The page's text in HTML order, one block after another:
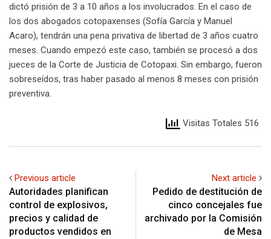
dictó prisión de 3 a 10 años a los involucrados. En el caso de
los dos abogados cotopaxenses (Sofía García y Manuel
Acaro), tendrán una pena privativa de libertad de 3 años cuatro
meses. Cuando empezó este caso, también se procesó a dos
jueces de la Corte de Justicia de Cotopaxi. Sin embargo, fueron
sobreseídos, tras haber pasado al menos 8 meses con prisión
preventiva.
Visitas Totales 516
Previous article
Autoridades planifican
control de explosivos,
precios y calidad de
productos vendidos en
Next article
Pedido de destitución de
cinco concejales fue
archivado por la Comisión
de Mesa